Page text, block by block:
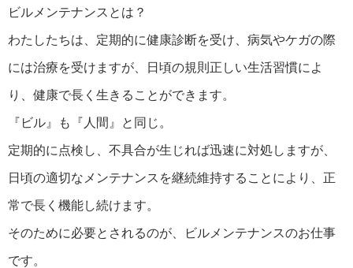
ビルメンテナンスとは？
わたしたちは、定期的に健康診断を受け、病気やケガの際
には治療を受けますが、 日頃の規則正しい生活習慣によ
り、健康で長く生きることができます。
『ビル』も『人間』と同じ。
定期的に点検し、不具合が生じれば迅速に対処しますが、
日頃の適切なメンテナンスを継続維持することにより、正
常で長く機能し続けます。
そのために必要とされるのが、ビルメンテナンスのお仕事
です。